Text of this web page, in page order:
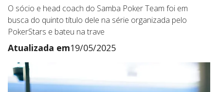
O sócio e head coach do Samba Poker Team foi em
busca do quinto título dele na série organizada pelo
PokerStars e bateu na trave
Atualizada em19/05/2025